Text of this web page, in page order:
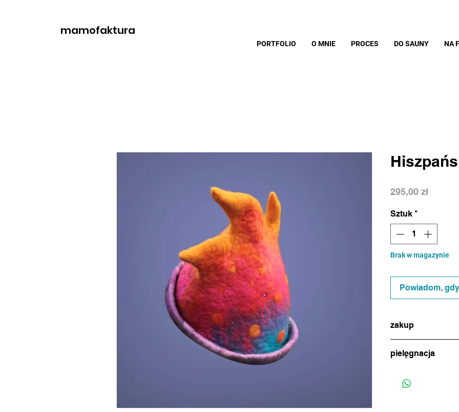
mamofaktura
PORTFOLIO O MNIE PROCES DO SAUNY NA
295,00 złCena
Sztuk *
Brak w magazynie
Powiadom,
zakup
(ikonka na dole
tygodniu)
pielęgnacja
ręcznie, w letniej